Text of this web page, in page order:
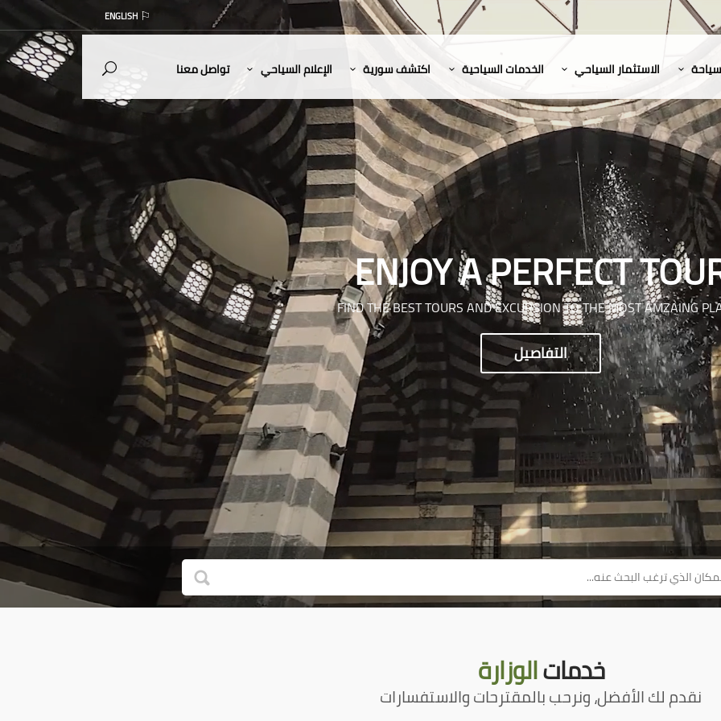
ENGLISH
الاستثمار السياحي الخدمات السياحية اكتشف سورية الإعلام السياحي تواصل معنا
ENJOY A PERFECT
FIND THE BEST TOURS AND EXCURSION TO THE MOST AMZAING
التفاصيل
خدماتالوزارة
نقدم لك الأفضل، ونرحب بالمقترحات والاستفسارات